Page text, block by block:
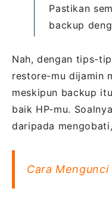
Pastikan
backup
Nah, dengan tips-
restore-mu dijamin
meskipun backup
baik HP-mu.
daripada
Cara